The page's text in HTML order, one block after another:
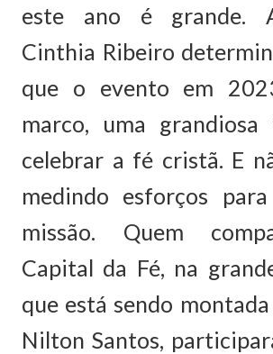
este ano é grande.
Cinthia Ribeiro
que o evento em
marco, uma grandiosa
celebrar a fé cristã. E
medindo esforços
missão. Quem
Capital da Fé, na
que está sendo
Nilton Santos,